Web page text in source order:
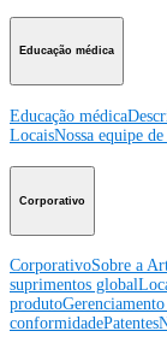
Educação médica
Educação médica
LocaisNossa equipe
Corporativo
CorporativoSobre a
suprimentos global
produto
conformidadePatentes